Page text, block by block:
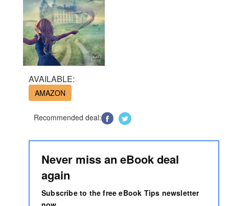
AVAILABLE:
AMAZON
Recommended deal:
Never miss an eBook deal
again
Subscribe to the free eBook Tips newsletter